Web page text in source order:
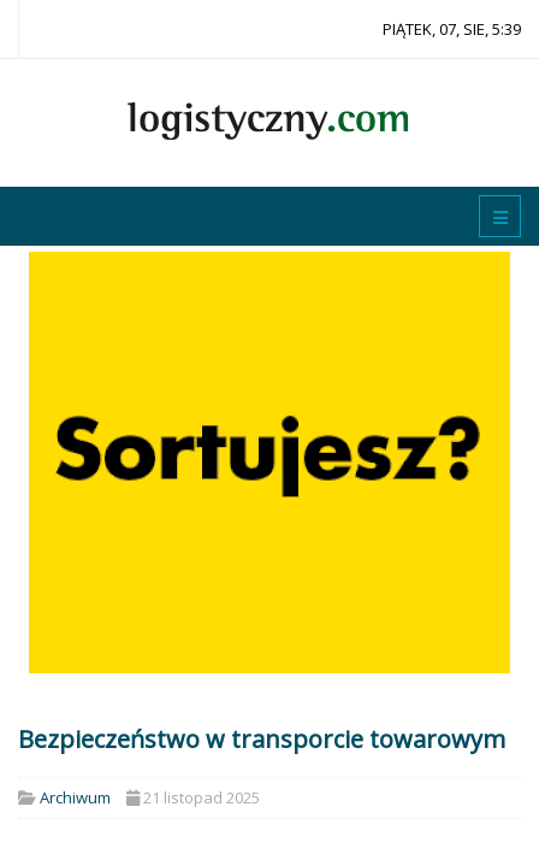
PIĄTEK, 07, SIE, 5:39
Bezpieczeństwo w transporcie towarowym
Archiwum 21 listopad 2025